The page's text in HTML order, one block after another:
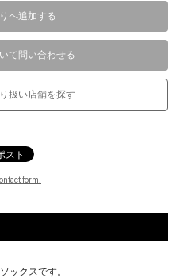
へ追加する
て問い合わせる
扱い店舗を探す
form.
ックスです。